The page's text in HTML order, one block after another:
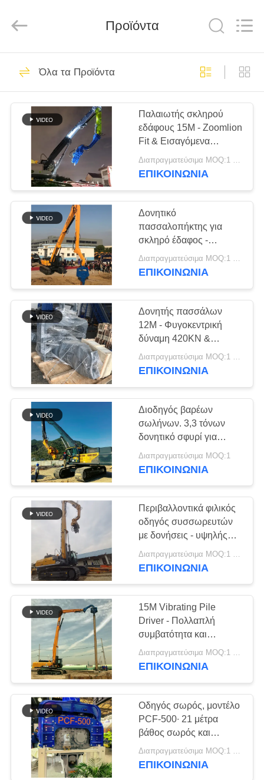
ΣΠΊΤΙ
ΠΡΟΪΌΝΤΑ
ΠΑΡΟΥΣΙΆΣΤΕ
ΠΕΡΊΠΟΥ
ΕΜΕΊΣ
ΓΎΡΟΣ
ΕΡΓΟΣΤΑΣΊΩΝ
ΠΟΙΟΤΙΚΌΣ
ΈΛΕΓΧΟΣ
ΜΑΣ
ΕΛΆΤΕ
ΣΕ
ΕΠΑΦΉ
ΕΙΔΉΣΕΙΣ
ΠΕΡΙΠΤΏΣΕΙΣ
ΖΗΤΉΣΤΕ
ΈΝΑ
ΑΠΌΣΠΑΣΜΑ
SITEMAP
PRIVACY
POLICY
Machinery
υδραυλικών
πασσάλων
πρόγραμμα
οδήγησης
122
Εκσκαφέας
συναρμολογημένα
σωρό πρόγραμμα
οδήγησης
86
Ηλεκτρικό σφυρί
δονητή
Δευτερεύων οδηγός
σωρών πιασιμάτων
Τέσσερις εκκεντρικοί
οδηγοί σωρός
360 μοίρες οδηγοί
στοίβας
12
Προϊόντα
Όλα τα Προϊόντα
Παλαιωτής σκληρού
εδάφους 15M - Zoomlion
Fit & Εισαγόμενα
υδραυλικά εξαρτήματα
Διαπραγματεύσιμα MOQ:1 σύνολο
ΕΠΙΚΟΙΝΩΝΙΑ
Δονητικό
πασσαλοπήκτης για
σκληρό έδαφος -
Δύναμη 420KN &
Συμβατότητα με
Διαπραγματεύσιμα MOQ:1 ΣΥΝΟΛΟ
ΕΠΙΚΟΙΝΩΝΙΑ
Δονητής πασσάλων
12M - Φυγοκεντρική
δύναμη 420KN &
Σχεδιασμός προστασίας
πασσάλων
Διαπραγματεύσιμα MOQ:1 ΣΥΝΟΛΟ
ΕΠΙΚΟΙΝΩΝΙΑ
Διοδηγός βαρέων
σωλήνων. 3,3 τόνων
δονητικό σφυρί για
κατασκευή μεγάλων
σωλήνων από χάλυβα.
Διαπραγματεύσιμα MOQ:1
ΕΠΙΚΟΙΝΩΝΙΑ
Περιβαλλοντικά φιλικός
οδηγός συσσωρευτών
με δονήσεις - υψηλής
αποδοτικότητας
συσσωρευτές και
Διαπραγματεύσιμα MOQ:1 ΣΥΝΟΛΟ
ΕΠΙΚΟΙΝΩΝΙΑ
15M Vibrating Pile
Driver - Πολλαπλή
συμβατότητα και
κατασκευή υψηλής
απόδοσης
Διαπραγματεύσιμα MOQ:1 ΣΥΝΟΛΟ
ΕΠΙΚΟΙΝΩΝΙΑ
Οδηγός σωρός, μοντέλο
PCF-500∙ 21 μέτρα
βάθος σωρός και
σχεδιασμένο για
μεγάλους σωρούς
Διαπραγματεύσιμα MOQ:1 σύνολο
ΕΠΙΚΟΙΝΩΝΙΑ